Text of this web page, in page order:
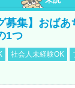
募集】おば
1つ
社会人未経験OK